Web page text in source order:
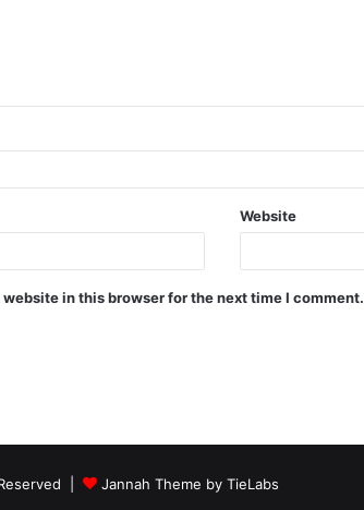
Website
in this browser for the next time I comment.
| Jannah Theme by TieLabs